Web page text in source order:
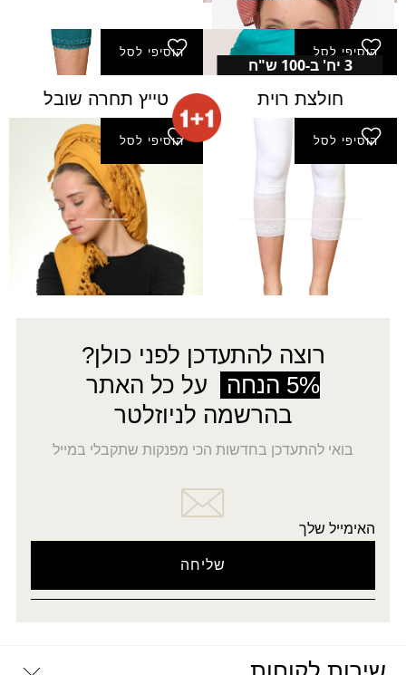
3 יח' ב-100 ש"ח
הוסיפי לסל
חולצת רוית
הוסיפי לסל
טייץ תחרה שובל
הוסיפי לסל
טייץ תחרה שושן
69.00
הוסיפי לסל
מטפחת מיאל (מרובעת)
₪150.00
1
3
רוצה להתעדכן לפני כולן?
5% הנחה
על כל האתר
בהרשמה לניוזלטר
בואי להתעדכן בחדשות הכי מפנקות שתקבלי במייל
האימייל שלך